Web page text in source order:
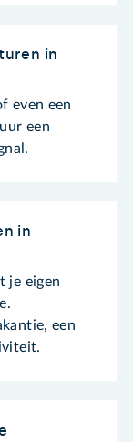
in
even een
een
in
je eigen
een